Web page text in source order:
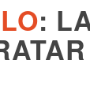
: